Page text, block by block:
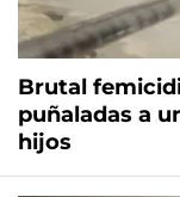
Brutal
puñaladas a
hijos